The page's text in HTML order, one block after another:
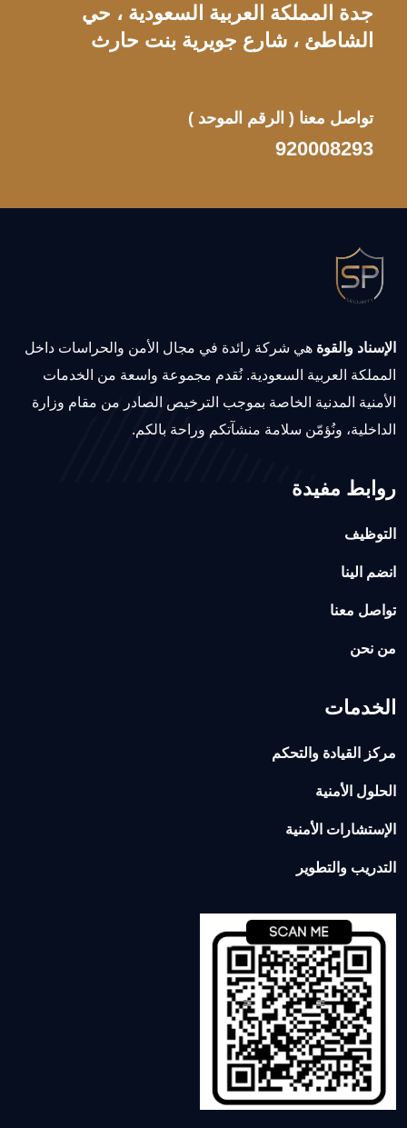
جدة المملكة العربية السعودية ، حي
الشاطئ ، شارع جويرية بنت حارث
تواصل معنا ( الرقم الموحد )
920008293
الإسناد والقوة هي شركة رائدة في مجال الأمن والحراسات داخل
المملكة العربية السعودية. نُقدم مجموعة واسعة من الخدمات
الأمنية المدنية الخاصة بموجب الترخيص الصادر من مقام وزارة
الداخلية، ونُؤمّن سلامة منشآتكم وراحة بالكم.
روابط مفيدة
التوظيف
انضم الينا
تواصل معنا
من نحن
الخدمات
مركز القيادة والتحكم
الحلول الأمنية
الإستشارات الأمنية
التدريب والتطوير